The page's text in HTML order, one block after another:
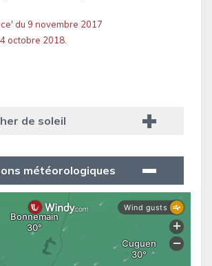
du 9 novembre 2017
octobre 2018.
de soleil
météorologiques